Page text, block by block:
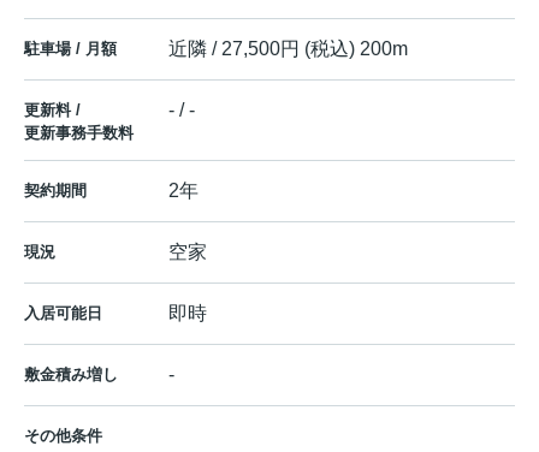
駐車場 / 月額 近隣 / 27,500円 (税込) 200m
更新料 /
更新事務手数料
- / -
契約期間 2年
現況 空家
入居可能日 即時
敷金積み増し -
その他条件